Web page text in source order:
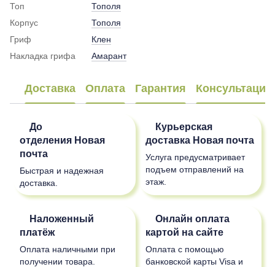
Топ
Тополя
Корпус
Тополя
Гриф
Клен
Накладка грифа
Амарант
Доставка Оплата Гарантия Консультация
До
отделения Новая
почта
Быстрая и надежная
доставка.
Курьерская
доставка Новая почта
Услуга предусматривает
подъем отправлений на
этаж.
Наложенный
платёж
Оплата наличными при
получении товара.
Онлайн оплата
картой на сайте
Оплата с помощью
банковской карты Visa и